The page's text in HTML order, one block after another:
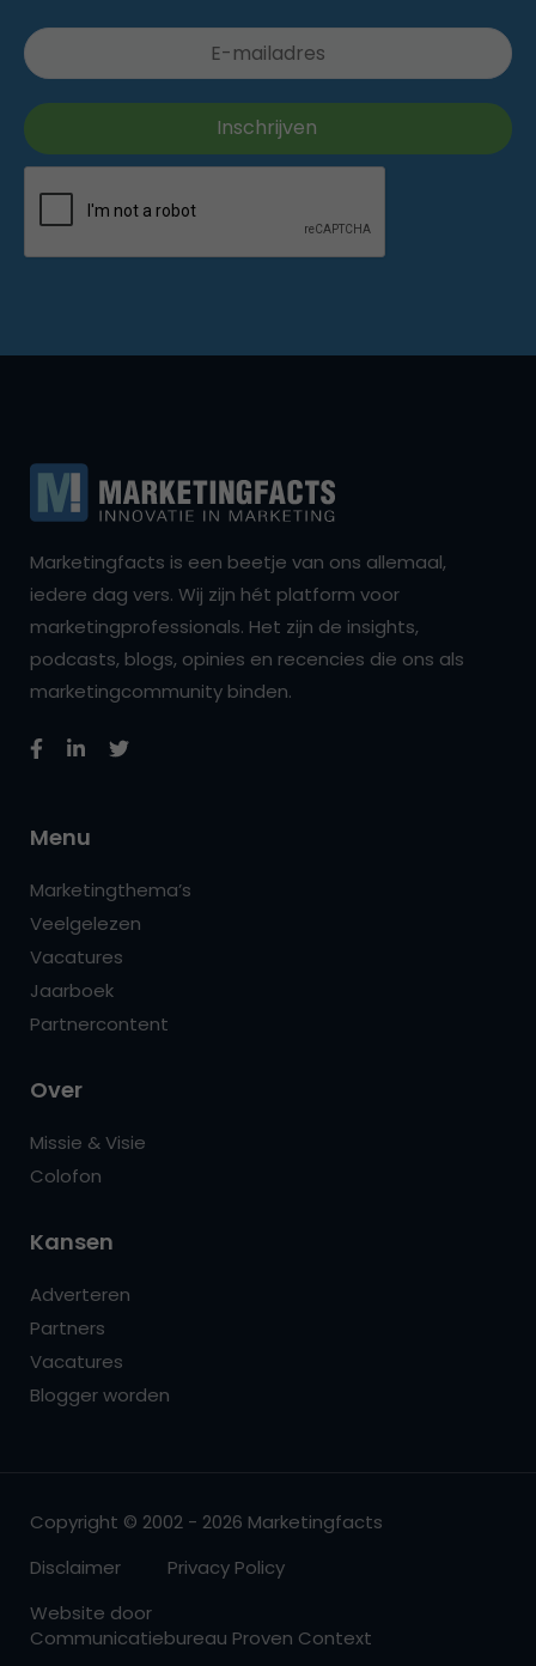
Marketingfacts is een beetje van ons allemaal,
iedere dag vers. Wij zijn hét platform voor
marketingprofessionals. Het zijn de insights,
podcasts, blogs, opinies en recencies die ons als
marketingcommunity binden.
Menu
Marketingthema’s
Veelgelezen
Vacatures
Jaarboek
Partnercontent
Over
Missie & Visie
Colofon
Kansen
Adverteren
Partners
Vacatures
Blogger worden
Copyright © 2002 - 2026 Marketingfacts
Disclaimer
Privacy Policy
Website door
Communicatiebureau Proven Context